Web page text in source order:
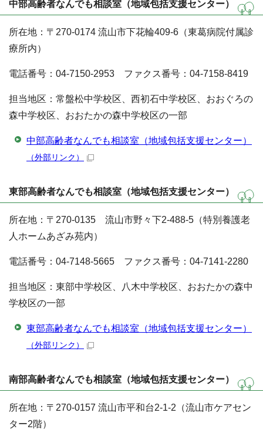
中部高齢者なんでも相談室（地域包括支援センター）
所在地：〒270-0174 流山市下花輪409-6（東葛病院付属診
療所内）
電話番号：04-7150-2953 ファクス番号：04-7158-8419
担当地区：常盤松中学校区、西初石中学校区、おおぐろの
森中学校区、おおたかの森中学校区の一部
中部高齢者なんでも相談室（地域包括支援センター）
（外部リンク）
東部高齢者なんでも相談室（地域包括支援センター）
所在地：〒270-0135 流山市野々下2-488-5（特別養護老
人ホームあざみ苑内）
電話番号：04-7148-5665 ファクス番号：04-7141-2280
担当地区：東部中学校区、八木中学校区、おおたかの森中
学校区の一部
東部高齢者なんでも相談室（地域包括支援センター）
（外部リンク）
南部高齢者なんでも相談室（地域包括支援センター）
所在地：〒270-0157 流山市平和台2-1-2（流山市ケアセン
ター2階）